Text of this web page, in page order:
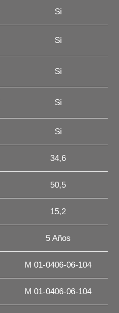
Si
Si
Si
Si
Si
34,6
50,5
15,2
5 Años
M 01-0406-06-104
M 01-0406-06-104